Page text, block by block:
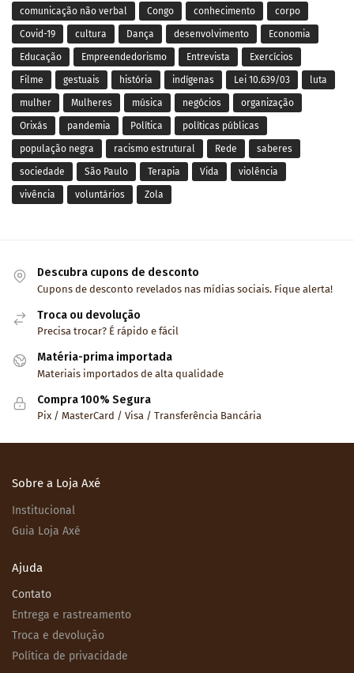
comunicação não verbal Congo conhecimento corpo
Covid-19 cultura Dança desenvolvimento Economia
Educação Empreendedorismo Entrevista Exercícios
Filme gestuais história indígenas Lei 10.639/03 luta
mulher Mulheres música negócios organização
Orixás pandemia Política políticas públicas
população negra racismo estrutural Rede saberes
sociedade São Paulo Terapia Vida violência
vivência voluntários Zola
Descubra cupons de desconto
Cupons de desconto revelados nas mídias sociais. Fique alerta!
Troca ou devolução
Precisa trocar? É rápido e fácil
Matéria-prima importada
Materiais importados de alta qualidade
Compra 100% Segura
Pix / MasterCard / Visa / Transferência Bancária
Sobre a Loja Axé
Institucional
Guia Loja Axé
Ajuda
Contato
Entrega e rastreamento
Troca e devolução
Política de privacidade